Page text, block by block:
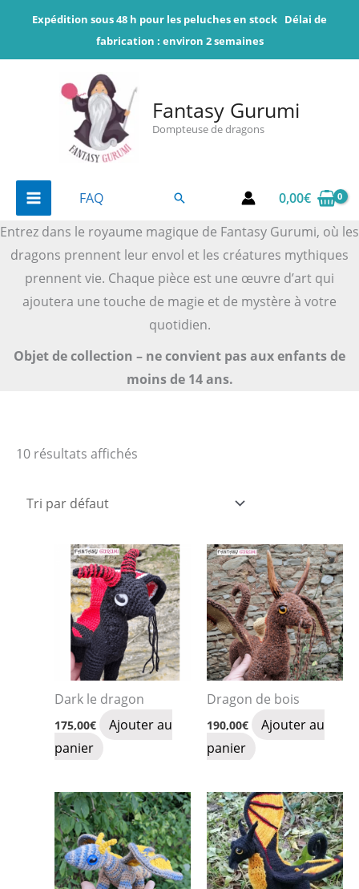
contenu
Expédition sous 48 h pour les peluches en stock Délai de
fabrication : environ 2 semaines
Fantasy Gurumi
Dompteuse de dragons
FAQ Rechercher 0,00€
Entrez dans le royaume magique de Fantasy Gurumi, où les
dragons prennent leur envol et les créatures mythiques
prennent vie. Chaque pièce est une œuvre d’art qui
ajoutera une touche de magie et de mystère à votre
quotidien.
Objet de collection – ne convient pas aux enfants de
moins de 14 ans.
10 résultats affichés
Dark le dragon
175,00€
Ajouter au
panier
Dragon de bois
190,00€
Ajouter au
panier